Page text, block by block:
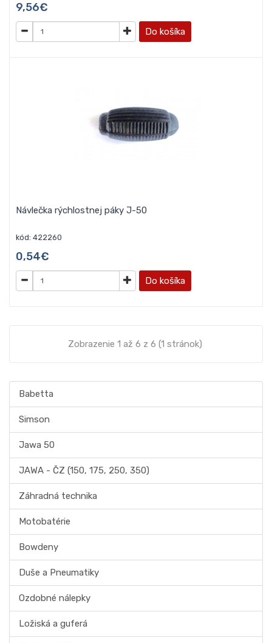
Babetta
Simson
Jawa 50
JAWA - ČZ (150, 175, 250, 350)
Záhradná technika
Motobatérie
Bowdeny
Duše a Pneumatiky
Ozdobné nálepky
Ložiská a guferá
9,56€
Do košíka
Návlečka rýchlostnej páky J-50
kód: 422260
0,54€
Do košíka
Zobrazenie 1 až 6 z 6 (1 stránok)